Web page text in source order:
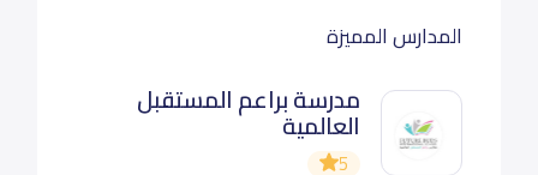
المدارس المميزة
مدرسة براعم المستقبل
العالمية
5